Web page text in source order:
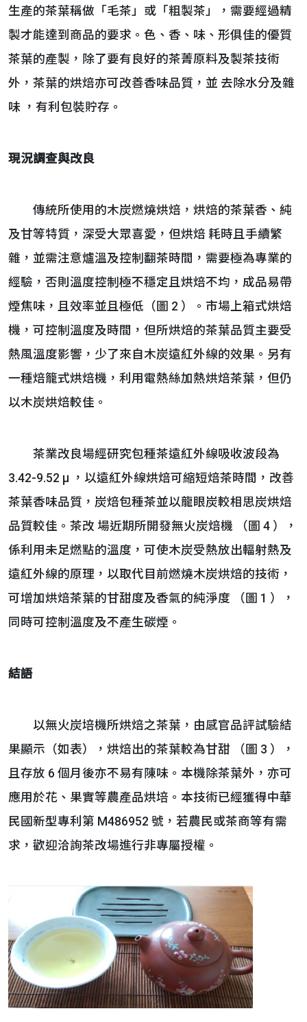
生產的茶葉稱做「毛茶」或「粗製茶」，需要經過精
製才能達到商品的要求。色、香、味、形俱佳的優質
茶葉的產製，除了要有良好的茶菁原料及製茶技術
外，茶葉的烘焙亦可改善香味品質，並 去除水分及雜
味 ，有利包裝貯存。
現況調查與改良
傳統所使用的木炭燃燒烘焙，烘焙的茶葉香、純
及甘等特質，深受大眾喜愛，但烘焙 耗時且手續繁
雜，並需注意爐溫及控制翻茶時間，需要極為專業的
經驗，否則溫度控制極不穩定且烘焙不均，成品易帶
煙焦味，且效率並且極低（圖 2 ）。市場上箱式烘焙
機，可控制溫度及時間，但所烘焙的茶葉品質主要受
熱風溫度影響，少了來自木炭遠紅外線的效果。另有
一種焙籠式烘焙機，利用電熱絲加熱烘焙茶葉，但仍
以木炭烘焙較佳。
茶業改良場經研究包種茶遠紅外線吸收波段為
3.42-9.52 µ ，以遠紅外線烘焙可縮短焙茶時間，改善
茶葉香味品質，炭焙包種茶並以龍眼炭較相思炭烘焙
品質較佳。茶改 場近期所開發無火炭焙機 （圖 4 ），
係利用未足燃點的溫度，可使木炭受熱放出輻射熱及
遠紅外線的原理，以取代目前燃燒木炭烘焙的技術，
可增加烘焙茶葉的甘甜度及香氣的純淨度 （圖 1 ），
同時可控制溫度及不產生碳煙。
結語
以無火炭培機所烘焙之茶葉，由感官品評試驗結
果顯示（如表），烘焙出的茶葉較為甘甜 （圖 3 ），
且存放 6 個月後亦不易有陳味。本機除茶葉外，亦可
應用於花、果實等農產品烘培。本技術已經獲得中華
民國新型專利第 M486952 號，若農民或茶商等有需
求，歡迎洽詢茶改場進行非專屬授權。